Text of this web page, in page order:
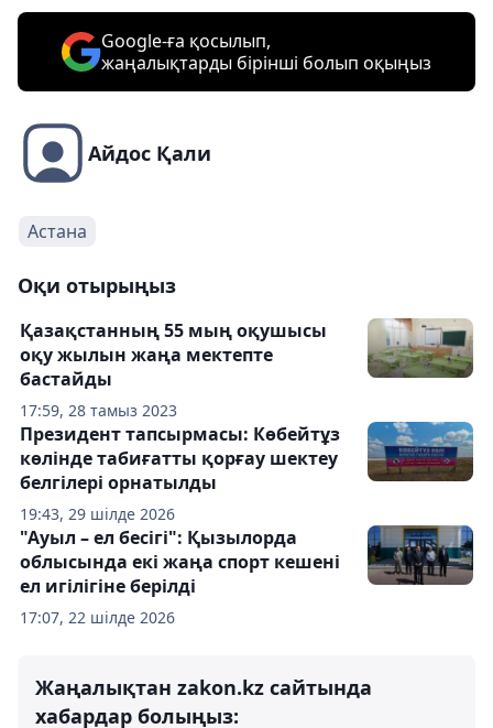
Google-ға қосылып,
жаңалықтарды бірінші болып оқыңыз
Айдос Қали
Астана
Оқи отырыңыз
17:59, 28 тамыз 2023
Қазақстанның 55 мың оқушысы
оқу жылын жаңа мектепте
бастайды
19:43, 29 шілде 2026
Президент тапсырмасы: Көбейтұз
көлінде табиғатты қорғау шектеу
белгілері орнатылды
17:07, 22 шілде 2026
"Ауыл – ел бесігі": Қызылорда
облысында екі жаңа спорт кешені
ел игілігіне берілді
Жаңалықтан zakon.kz сайтында
хабардар болыңыз: